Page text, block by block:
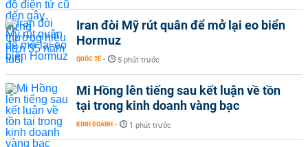
Iran đòi Mỹ rút quân để mở lại eo biển
Hormuz
QUỐC TẾ - 5 phút trước
Mi Hồng lên tiếng sau kết luận về tồn
tại trong kinh doanh vàng bạc
KINH DOANH - 1 phút trước